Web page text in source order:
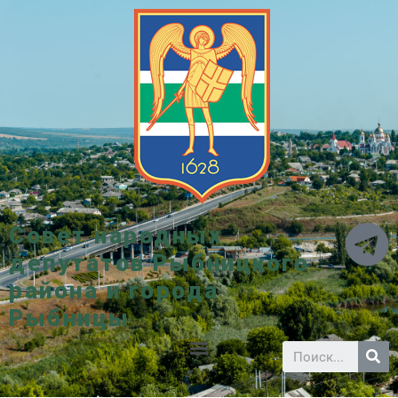
Совет народных
депутатов Рыбницкого
района и города
Рыбницы